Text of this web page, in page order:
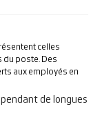
celles
du poste. Des
aux employés en
de longues